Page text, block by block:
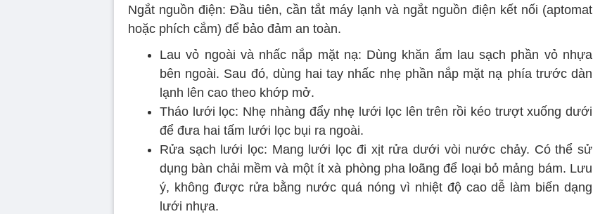
Ngắt nguồn điện: Đầu tiên, cần tắt máy lạnh và ngắt nguồn điện kết nối (aptomat
hoặc phích cắm) để bảo đảm an toàn.
Lau vỏ ngoài và nhấc nắp mặt nạ: Dùng khăn ẩm lau sạch phần vỏ nhựa
bên ngoài. Sau đó, dùng hai tay nhấc nhẹ phần nắp mặt nạ phía trước dàn
lạnh lên cao theo khớp mở.
Tháo lưới lọc: Nhẹ nhàng đẩy nhẹ lưới lọc lên trên rồi kéo trượt xuống dưới
để đưa hai tấm lưới lọc bụi ra ngoài.
Rửa sạch lưới lọc: Mang lưới lọc đi xịt rửa dưới vòi nước chảy. Có thể sử
dụng bàn chải mềm và một ít xà phòng pha loãng để loại bỏ mảng bám. Lưu
ý, không được rửa bằng nước quá nóng vì nhiệt độ cao dễ làm biến dạng
lưới nhựa.